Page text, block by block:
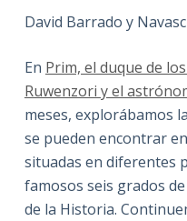
David Barrado y
En Prim, el duque de
Ruwenzori y el
meses, explorábamos
se pueden encontrar
situadas en diferentes
famosos seis grados
de la Historia.